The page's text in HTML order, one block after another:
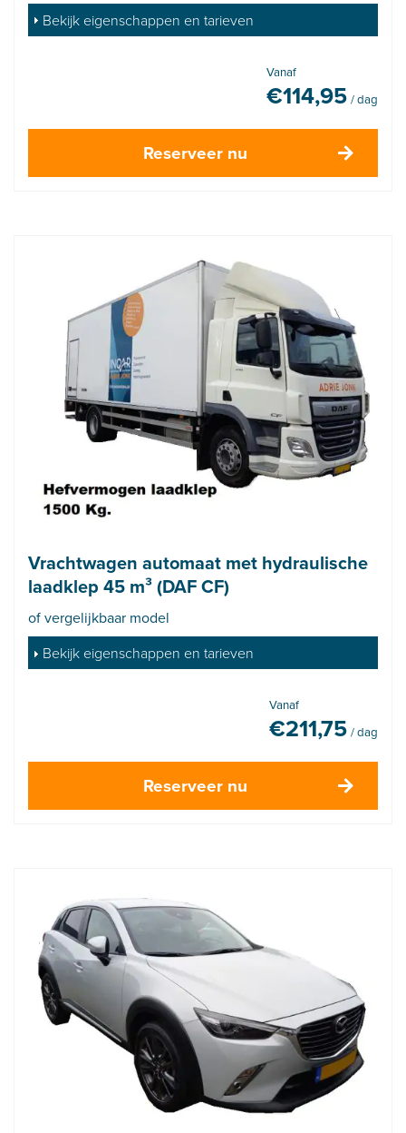
Bekijk eigenschappen en tarieven
Vanaf
€114,95 / dag
Reserveer nu
Vrachtwagen automaat met hydraulische
laadklep 45 m³ (DAF CF)
of vergelijkbaar model
Bekijk eigenschappen en tarieven
Vanaf
€211,75 / dag
Reserveer nu